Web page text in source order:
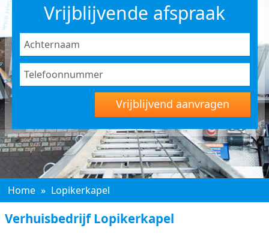
Vrijblijvende afspraak
Vrijblijvend aanvragen
Home » Lopikerkapel
Verhuisbedrijf Lopikerkapel